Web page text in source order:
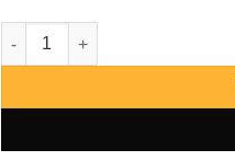
Berserk - Witch Schierke - SFH